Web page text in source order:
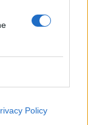
Policy
sui possibili